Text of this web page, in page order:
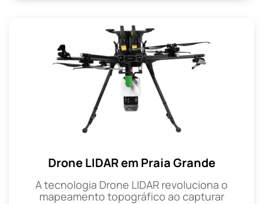
Drone LIDAR em Praia Grande
A tecnologia Drone LIDAR revoluciona o
mapeamento topográfico ao capturar